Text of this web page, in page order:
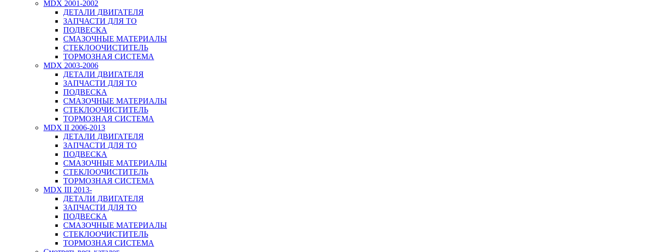
MDX 2001-2002
ДЕТАЛИ ДВИГАТЕЛЯ
ЗАПЧАСТИ ДЛЯ ТО
ПОДВЕСКА
СМАЗОЧНЫЕ МАТЕРИАЛЫ
СТЕКЛООЧИСТИТЕЛЬ
ТОРМОЗНАЯ СИСТЕМА
MDX 2003-2006
ДЕТАЛИ ДВИГАТЕЛЯ
ЗАПЧАСТИ ДЛЯ ТО
ПОДВЕСКА
СМАЗОЧНЫЕ МАТЕРИАЛЫ
СТЕКЛООЧИСТИТЕЛЬ
ТОРМОЗНАЯ СИСТЕМА
MDX II 2006-2013
ДЕТАЛИ ДВИГАТЕЛЯ
ЗАПЧАСТИ ДЛЯ ТО
ПОДВЕСКА
СМАЗОЧНЫЕ МАТЕРИАЛЫ
СТЕКЛООЧИСТИТЕЛЬ
ТОРМОЗНАЯ СИСТЕМА
MDX III 2013-
ДЕТАЛИ ДВИГАТЕЛЯ
ЗАПЧАСТИ ДЛЯ ТО
ПОДВЕСКА
СМАЗОЧНЫЕ МАТЕРИАЛЫ
СТЕКЛООЧИСТИТЕЛЬ
ТОРМОЗНАЯ СИСТЕМА